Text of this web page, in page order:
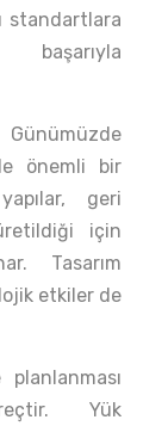
standartlara
Günümüzde
önemli bir
geri
için
Tasarım
etkiler de
planlanması
Yük